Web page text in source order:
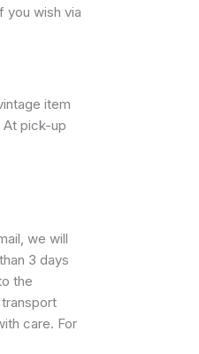
you wish via
item
At pick-up
we will
3 days
the
care. For